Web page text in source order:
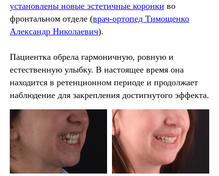
установлены новые эстетичные коронки во
фронтальном отделе (врач-ортопед Тимощенко
Александр Николаевич).
Пациентка обрела гармоничную, ровную и
естественную улыбку. В настоящее время она
находится в ретенционном периоде и продолжает
наблюдение для закрепления достигнутого эффекта.